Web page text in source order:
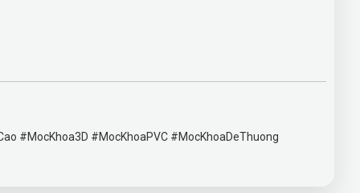
#MocKhoa3D #MocKhoaPVC #MocKhoaDeThuong